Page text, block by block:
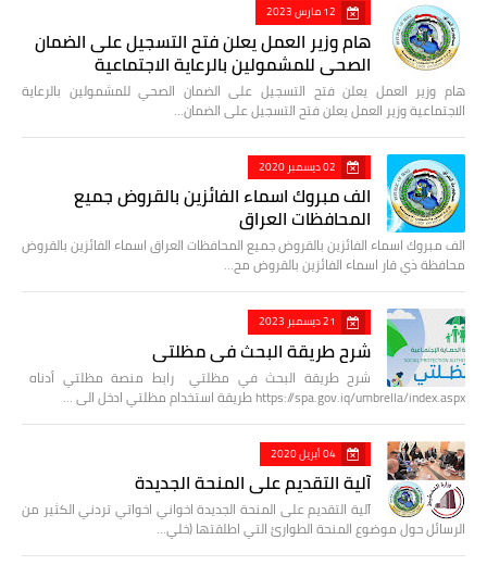
12 مارس 2023
هام وزير العمل يعلن فتح التسجيل على الضمان
الصحي للمشمولين بالرعاية الاجتماعية
هام وزير العمل يعلن فتح التسجيل على الضمان الصحي للمشمولين بالرعاية
الاجتماعية وزير العمل يعلن فتح التسجيل على الضمان…
02 ديسمبر 2020
الف مبروك اسماء الفائزين بالقروض جميع
المحافظات العراق
الف مبروك اسماء الفائزين بالقروض جميع المحافظات العراق اسماء الفائزين بالقروض
محافظة ذي قار اسماء الفائزين بالقروض مح…
21 ديسمبر 2023
شرح طريقة البحث في مظلتي
شرح طريقة البحث في مظلتي رابط منصة مظلتي أدناه
https://spa.gov.iq/umbrella/index.aspx طريقة استخدام مظلتي ادخل الى …
04 أبريل 2020
آلية التقديم على المنحة الجديدة
آلية التقديم على المنحة الجديدة اخواني اخواتي تردني الكثير من
الرسائل حول موضوع المنحة الطوارئ التي اطلقتها (خلي…